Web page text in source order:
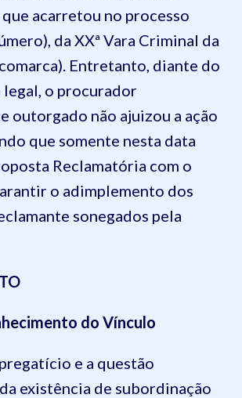
acarretou no processo
da XXª Vara Criminal da
Entretanto, diante do
o procurador
outorgado não ajuizou a ação
que somente nesta data
Reclamatória com o
o adimplemento dos
sonegados pela
do Vínculo
e a questão
existência de subordinação